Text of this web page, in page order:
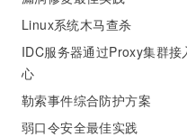
Linux系统木马查杀
IDC服务器通过Proxy集群接
心
勒索事件综合防护方案
弱口令安全最佳实践